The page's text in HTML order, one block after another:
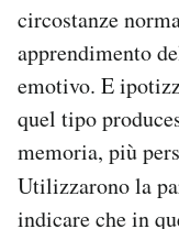
circostanze
apprendimento
emotivo. E
quel tipo
memoria, più
Utilizzarono la
indicare che in